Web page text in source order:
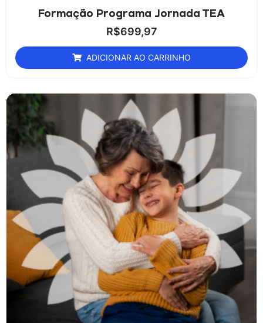
Formação Programa Jornada TEA
R$699,97
ADICIONAR AO CARRINHO